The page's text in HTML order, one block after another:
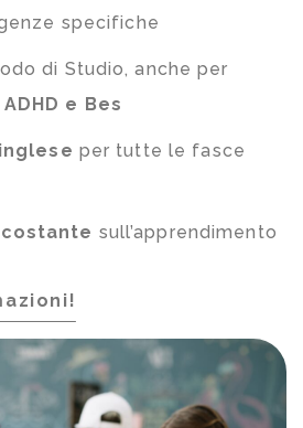
specifiche
di Studio, anche per
e Bes
per tutte le fasce
sull’apprendimento